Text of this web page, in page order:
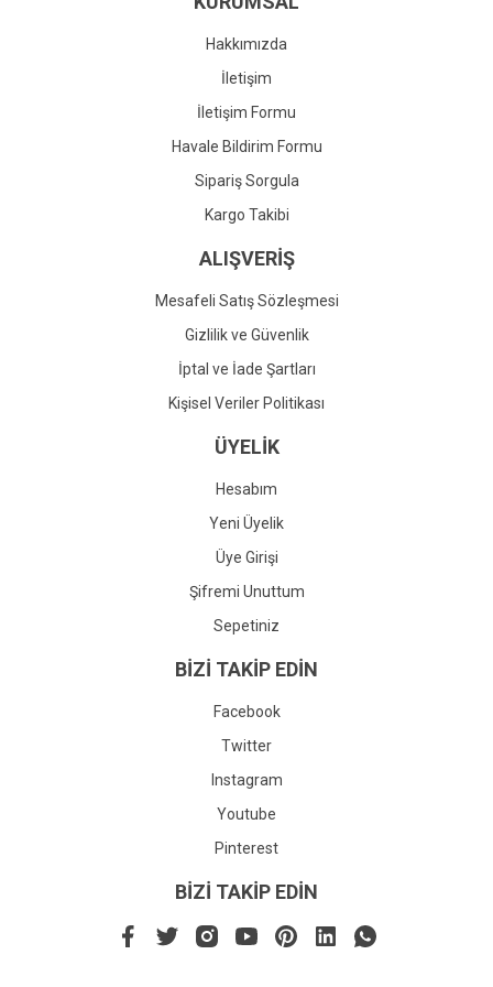
Gönder
Hakkımızda
İletişim
İletişim Formu
Havale Bildirim Formu
Sipariş Sorgula
Kargo Takibi
ALIŞVERİŞ
Mesafeli Satış Sözleşmesi
Gizlilik ve Güvenlik
İptal ve İade Şartları
Kişisel Veriler Politikası
ÜYELİK
Hesabım
Yeni Üyelik
Üye Girişi
Şifremi Unuttum
Sepetiniz
BİZİ TAKİP EDİN
Facebook
Twitter
Instagram
Youtube
Pinterest
BİZİ TAKİP EDİN